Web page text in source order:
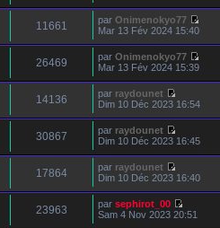
11661 parOnimenokyo77
Mar 13 Fév 2024 15:40
26469 parOnimenokyo77
Mar 13 Fév 2024 15:39
14136 par raydounet
Dim 10 Déc 2023 16:54
30867 par raydounet
Dim 10 Déc 2023 16:45
17864 par raydounet
Dim 10 Déc 2023 16:40
23963 parsephirot_00
Sam 4 Nov 2023 20:51